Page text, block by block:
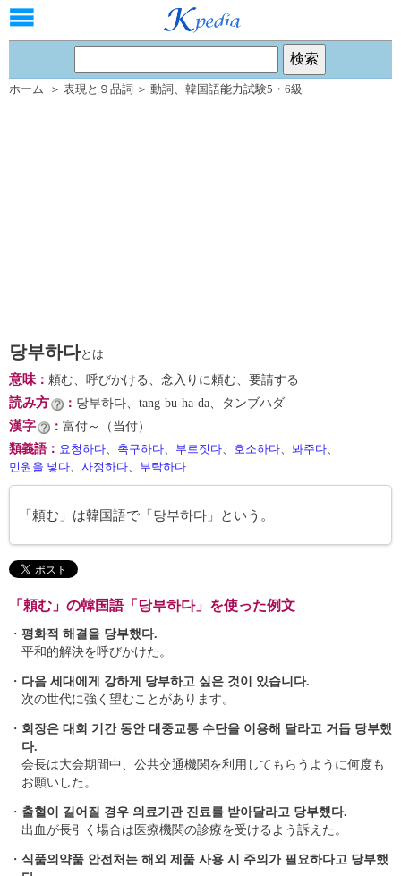
ホーム ＞ 表現と９品詞 ＞ 動詞 、 韓国語能力試験5・6級
당부하다とは
意味： 頼む、呼びかける、念入りに頼む、要請する
読み方 ： 당부하다、tang-bu-ha-da、タンブハダ
漢字 ： 富付～（当付）
類義語 ： 요청하다、 촉구하다、 부르짓다、 호소하다、 봐주다、
민원을 넣다、 사정하다、 부탁하다
「頼む」は韓国語で「당부하다」という。
「頼む」の韓国語「당부하다」を使った例文
・ 평화적 해결을 당부했다.
平和的解決を呼びかけた。
・ 다음 세대에게 강하게 당부하고 싶은 것이 있습니다.
次の世代に強く望むことがあります。
・ 회장은 대회 기간 동안 대중교통 수단을 이용해 달라고 거듭 당부했
다.
会長は大会期間中、公共交通機関を利用してもらうように何度も
お願いした。
・ 출혈이 길어질 경우 의료기관 진료를 받아달라고 당부했다.
出血が長引く場合は医療機関の診療を受けるよう訴えた。
・ 식품의약품 안전처는 해외 제품 사용 시 주의가 필요하다고 당부했